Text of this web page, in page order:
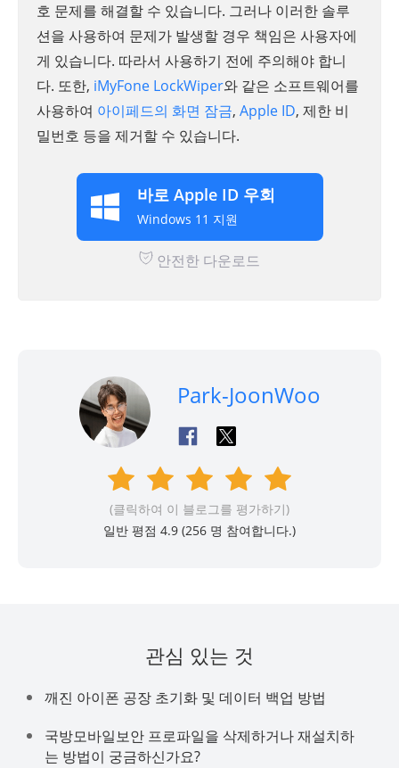
호 문제를 해결할 수 있습니다. 그러나 이러한 솔루
션을 사용하여 문제가 발생할 경우 책임은 사용자에
게 있습니다. 따라서 사용하기 전에 주의해야 합니
다. 또한, iMyFone LockWiper와 같은 소프트웨어를
사용하여 아이페드의 화면 잠금, Apple ID, 제한 비
밀번호 등을 제거할 수 있습니다.
바로 Apple ID 우회
Windows 11 지원
안전한 다운로드
Park-JoonWoo
(클릭하여 이 블로그를 평가하기)
일반 평점 4.9 (256 명 참여합니다.)
관심 있는 것
깨진 아이폰 공장 초기화 및 데이터 백업 방법
국방모바일보안 프로파일을 삭제하거나 재설치하
는 방법이 궁금하신가요?